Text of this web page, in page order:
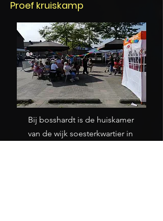
Proef kruiskamp
Bij bosshardt is de huiskamer
van de wijk soesterkwartier in